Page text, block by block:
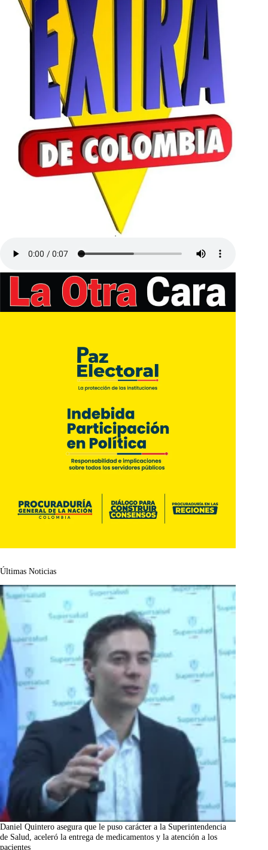
Últimas Noticias
Daniel Quintero asegura que le puso carácter a la Superintendencia
de Salud, aceleró la entrega de medicamentos y la atención a los
pacientes